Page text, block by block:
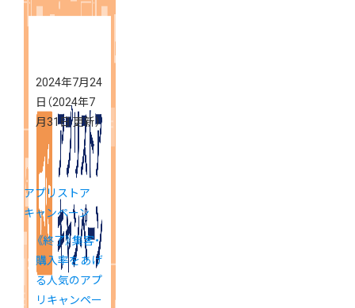
2024年7月24
日 （2024年7
月31日 更新）
アプリストア
キャンペーン
《終了》集客・
購入率をあげ
る人気のアプ
リキャンペー